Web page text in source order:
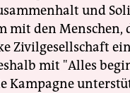
und
mit den Menschen,
Zivilgesellschaft
mit "Alles
Kampagne